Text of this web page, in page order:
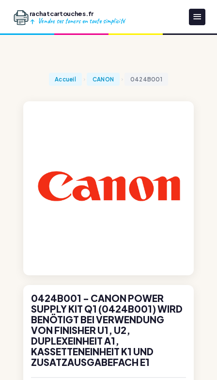
rachatcartouches.fr
Vendre ses toners en toute simplicité
Accueil CANON 0424B001
0424B001 - CANON POWER
SUPPLY KIT Q1 (0424B001) WIRD
BENÖTIGT BEI VERWENDUNG
VON FINISHER U1, U2,
DUPLEXEINHEIT A1,
KASSETTENEINHEIT K1 UND
ZUSATZAUSGABEFACH E1